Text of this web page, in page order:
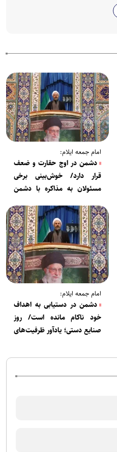
امام جمعه ایلام:
دشمن در اوج حقارت و ضعف
قرار دارد/ خوش‌بینی برخی
مسئولان به مذاکره با دشمن
امام جمعه ایلام:
دشمن در دستیابی به اهداف
خود ناکام مانده است/ روز
صنایع دستی؛ یادآور ظرفیت‌های